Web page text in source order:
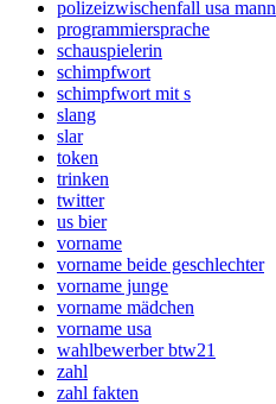
polizeizwischenfall usa mann
programmiersprache
schauspielerin
schimpfwort
schimpfwort mit s
slang
slar
token
trinken
twitter
us bier
vorname
vorname beide geschlechter
vorname junge
vorname mädchen
vorname usa
wahlbewerber btw21
zahl
zahl fakten